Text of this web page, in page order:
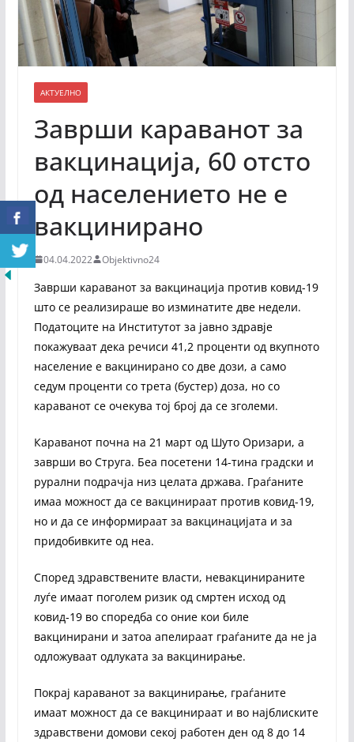
АКТУЕЛНО
Заврши караванот за
вакцинација, 60 отсто
од населението не е
вакцинирано
04.04.2022 Objektivno24
Заврши караванот за вакцинација против ковид-19
што се реализираше во изминатите две недели.
Податоците на Институтот за јавно здравје
покажуваат дека речиси 41,2 проценти од вкупното
население е вакцинирано со две дози, а само
седум проценти со трета (бустер) доза, но со
караванот се очекува тој број да се зголеми.
Караванот почна на 21 март од Шуто Оризари, а
заврши во Струга. Беа посетени 14-тина градски и
рурални подрачја низ целата држава. Граѓаните
имаа можност да се вакцинираат против ковид-19,
но и да се информираат за вакцинацијата и за
придобивките од неа.
Според здравствените власти, невакцинираните
луѓе имаат поголем ризик од смртен исход од
ковид-19 во споредба со оние кои биле
вакцинирани и затоа апелираат граѓаните да не ја
одложуваат одлуката за вакцинирање.
Покрај караванот за вакцинирање, граѓаните
имаат можност да се вакцинираат и во најблиските
здравствени домови секој работен ден од 8 до 14